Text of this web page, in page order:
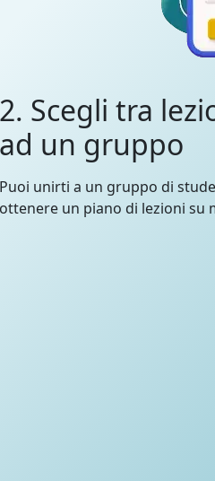
2. Scegli tra
ad un gruppo
Puoi unirti a un gruppo di
ottenere un piano di lezioni su